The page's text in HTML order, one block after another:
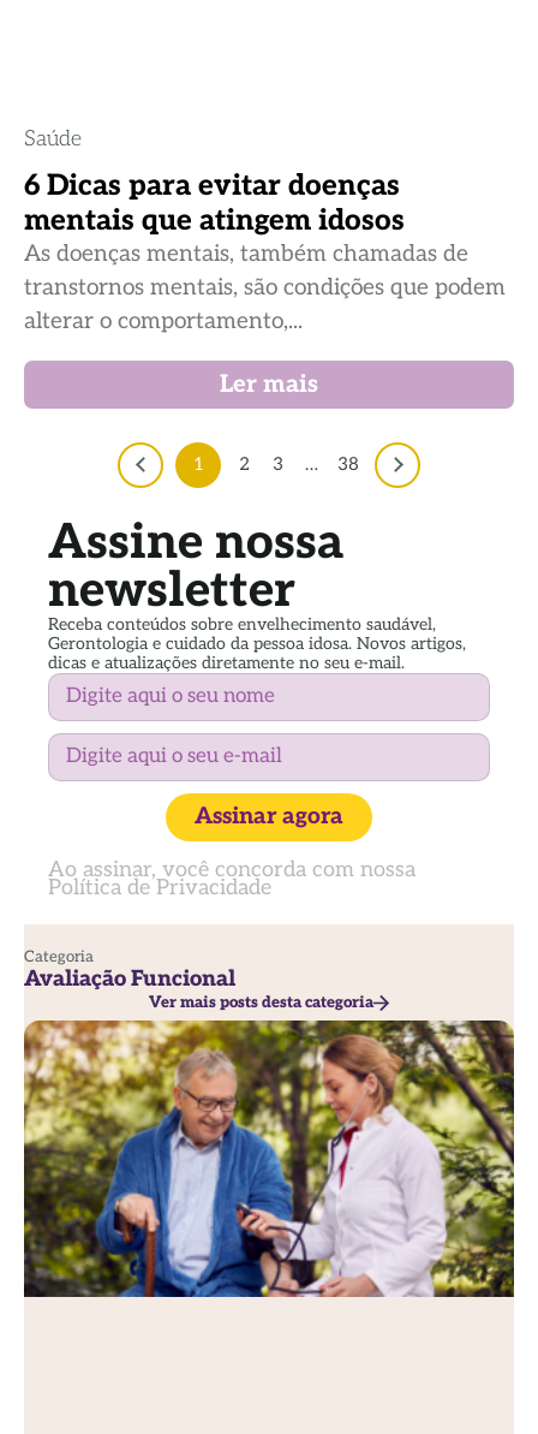
Saúde
6 Dicas para evitar doenças
mentais que atingem idosos
As doenças mentais, também chamadas de
transtornos mentais, são condições que podem
alterar o comportamento,...
Ler mais
1 2 3 … 38
Assine nossa
newsletter
Receba conteúdos sobre envelhecimento saudável,
Gerontologia e cuidado da pessoa idosa. Novos artigos,
dicas e atualizações diretamente no seu e-mail.
Assinar agora
Ao assinar, você concorda com nossa
Política de Privacidade
Categoria
Avaliação Funcional
Ver mais posts desta categoria